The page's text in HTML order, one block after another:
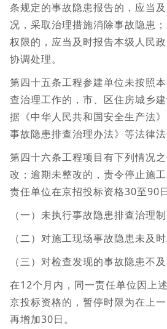
条规定的事故隐患报告的，应当
况，采取治理措施消除事故隐患
权限的，应当及时报告本级人民
协调处理。
第四十五条工程参建单位未按照
查治理工作的，市、区住房城乡
据《中华人民共和国安全生产法
事故隐患排查治理办法》等法律法
第四十六条工程项目有下列情况
改；逾期未整改的，责令停止施
责任单位在京招投标资格30至90
（一）未执行事故隐患排查治理制
（二）对施工现场事故隐患未及时
（三）对检查发现的事故隐患不及
在12个月内，同一责任单位因上
京投标资格的，暂停时限为在上
再增加30日。